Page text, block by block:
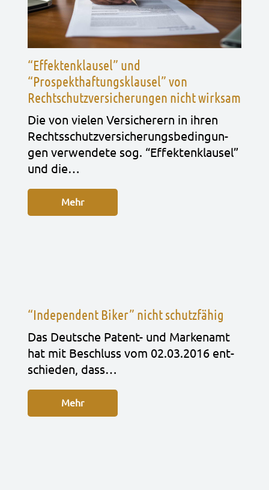
“Effektenklausel” und
“Prospekthaftungsklausel” von
Rechtschutzversicherungen nicht wirksam
Die von vie­len Ver­si­che­rern in ihren
Rechts­schutz­ver­si­che­rungs­be­din­gun­
gen ver­wen­de­te sog. “Effek­ten­klau­sel”
und die…
Mehr
“Independent Biker” nicht schutzfähig
Das Deut­sche Patent- und Mar­ken­amt
hat mit Beschluss vom 02.03.2016 ent­
schie­den, dass…
Mehr